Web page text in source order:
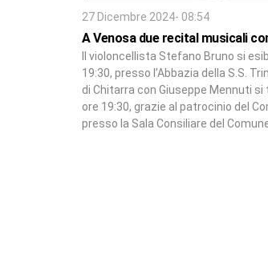
27 Dicembre 2024- 08:54
A Venosa due recital musicali
Il violoncellista Stefano Bruno si
19:30, presso l’Abbazia della S.S.
di Chitarra con Giuseppe Mennuti si
ore 19:30, grazie al patrocinio del
presso la Sala Consiliare del